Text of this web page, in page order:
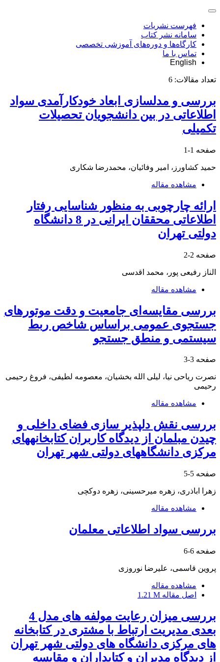
فهرست نشریات
سامانه نشر کتاب
کارگاه‌ها و دوره‌های آموزشی تخصصی
تماس با ما
English
تعداد مقالات: 6
بررسی و مدلسازی ابعاد خودکارآمدی سواد
اطلاعاتی در بین دانشجویان تحصیلات
تکمیلی
صفحه 1-1
حمید کشاورز، امیر وفائیان، محمدرضا شکاری
مشاهده مقاله
ارائه چارچوبی به منظور شناسایی رفتار
اطلاعاتی محققان ایرانی در 8 دانشگاه
دولتی تهران
صفحه 2-2
الناز رفیعی پور، محمد اقدسی
مشاهده مقاله
بررسی مقایسه‌ای جامعیت و دقت موتورهای
جستجوی عمومی براساس شاخص ربط
سیستمی و منطق جستجو
صفحه 3-3
نصرت ریاحی نیا، لیلی الله بخشیان، معصومه لطیفی، فروغ رحیمی
رحیمی
مشاهده مقاله
بررسی نقش دلپذیر سازی فضای داخلی و
چیدن مبلمان از دیدگاه کاربران کتابخانه‏های
مرکزی دانشگاه‏های دولتی شهر تهران
صفحه 5-5
زهرا اباذری، زهره میرحسینی، زهره دوکچی
مشاهده مقاله
بررسی سواد اطلاعاتی معلمان
صفحه 6-6
پروین قاسمی، علیرضا نوروزی
مشاهده مقاله
اصل مقاله 1.21 M
بررسی میزان رعایت مولفه های مدل 4
بعدی مدیریت ارتباط با مشتری در کتابخانه
های مرکزی دانشگاه های دولتی شهر تهران
از دیدگاه مدیران و کتابداران و مقایسه